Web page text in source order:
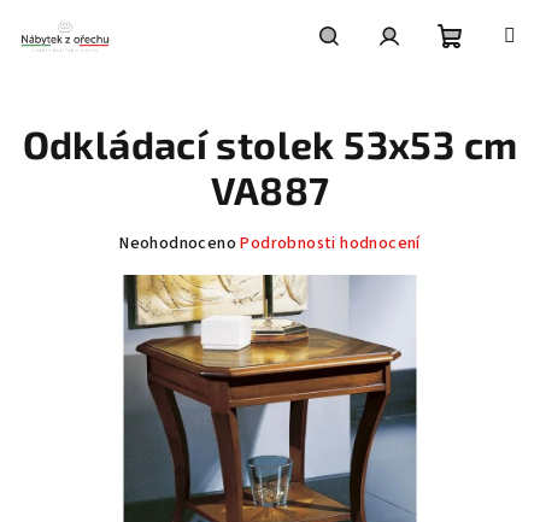
obsah
košík
Odkládací stolek 53x53 cm
VA887
Průměrné
produktu
je
0,0
z
hvězdiček.
Neohodnoceno Podrobnosti hodnocení